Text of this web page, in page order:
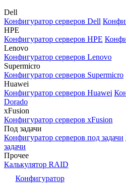
Dell
Конфигуратор серверов Dell
HPE
Конфигуратор серверов HPE
Lenovo
Конфигуратор серверов Lenovo
Supermicro
Конфигуратор серверов Supermicro
Huawei
Конфигуратор серверов Huawei
Dorado
xFusion
Конфигуратор серверов xFusion
Под задачи
Конфигуратор серверов под задачи
задачи
Прочее
Калькулятор RAID
Конфигуратор